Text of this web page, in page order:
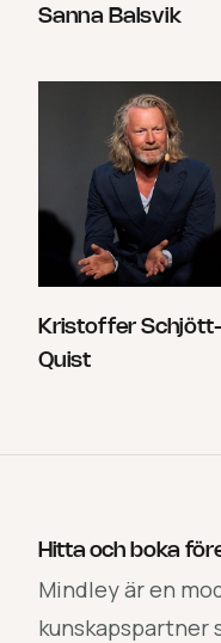
Sanna Balsvik
Kristoffer
Quist
Hitta och boka
Mindley är en
kunskapspartner